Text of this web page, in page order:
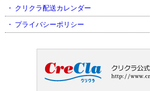
クリクラ配送カレンダー
プライバシーポリシー